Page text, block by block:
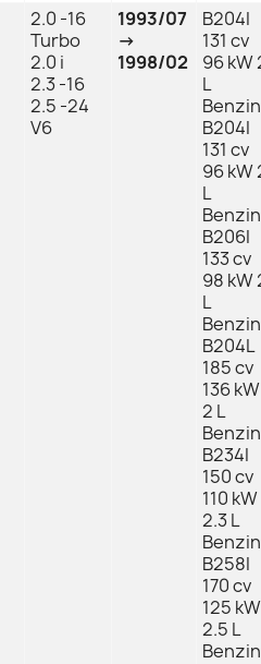
2.0 -16
Turbo
2.0 i
2.3 -16
2.5 -24
V6
1993/07
→
1998/02
B204I
131 cv
96 kW
L
B204I
131 cv
96 kW
L
B206I
133 cv
98 kW
L
B204L
185 cv
136 kW
2 L
B234I
150 cv
110 kW
2.3 L
B258I
170 cv
125 kW
2.5 L